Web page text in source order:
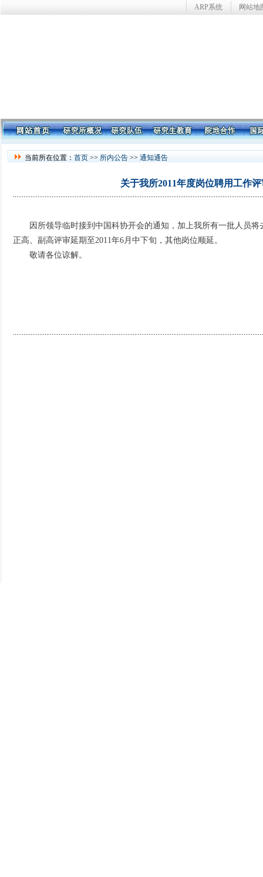
ARP系统 网站地
当前所在位置： 首页 >> 所内公告 >> 通知通告
关于我所2011年度岗位聘用工作
因所领导临时接到中国科协开会的通知，加上我所有一批人员将
正高、副高评审延期至2011年6月中下旬，其他岗位顺延。
敬请各位谅解。